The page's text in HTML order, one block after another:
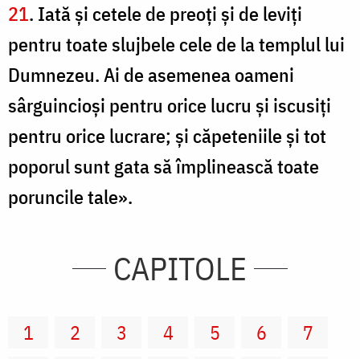
21. Iată şi cetele de preoţi şi de leviţi
pentru toate slujbele cele de la templul lui
Dumnezeu. Ai de asemenea oameni
sârguincioşi pentru orice lucru şi iscusiţi
pentru orice lucrare; şi căpeteniile şi tot
poporul sunt gata să împlinească toate
poruncile tale».
CAPITOLE
1 2 3 4 5 6
7